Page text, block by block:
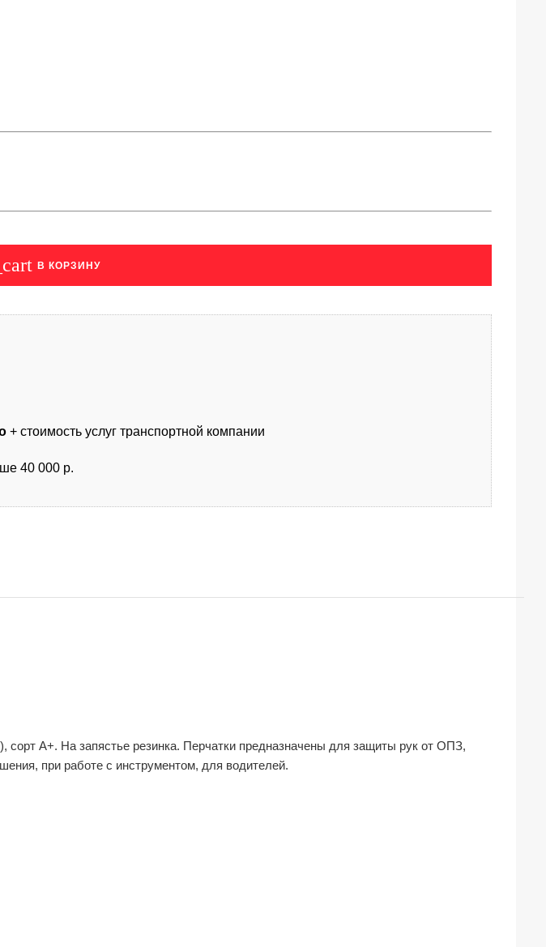
В КОРЗИНУ
+ стоимость услуг транспортной компании
40 000 р.
А+. На запястье резинка. Перчатки предназначены для защиты рук от ОПЗ,
при работе с инструментом, для водителей.